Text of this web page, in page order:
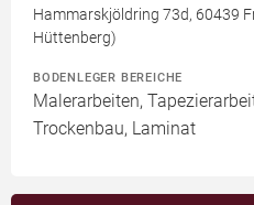
Hammarskjöldring 73d, 60439
Hüttenberg)
BODENLEGER BEREICHE
Malerarbeiten,
Trockenbau, Laminat